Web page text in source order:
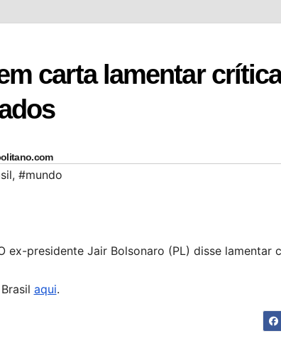
carta lamentar
, #mundo
O ex-presidente Jair Bolsonaro (PL) disse
aqui.